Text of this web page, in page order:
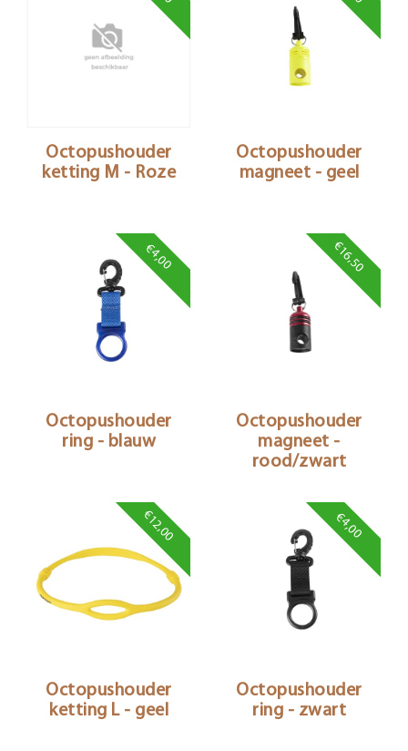
Octopushouder
ketting M - Roze
Octopushouder
magneet - geel
€4,00
Octopushouder
ring - blauw
€16,50
Octopushouder
magneet -
rood/zwart
€12,00
Octopushouder
ketting L - geel
€4,00
Octopushouder
ring - zwart